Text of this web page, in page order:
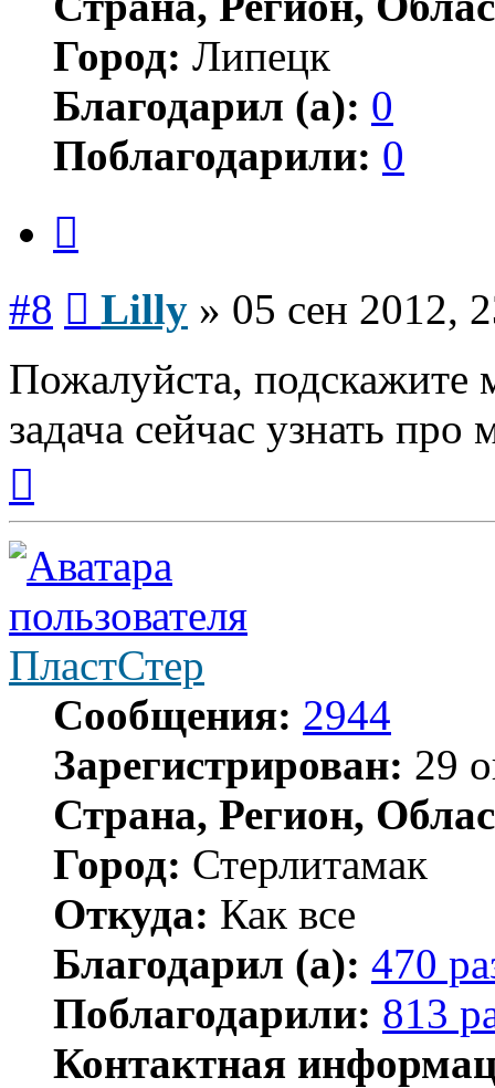
Город: Липецк
Благодарил (а): 0
Поблагодарили: 0
#8 Lilly » 05 сен 2012,
Пожалуйста, подскажите
задача сейчас узнать про
началу
ПластСтер
Сообщения: 2944
Зарегистрирован: 29
Страна, Регион,
Город: Стерлитамак
Откуда: Как все
Благодарил (а): 470
Поблагодарили: 813
Контактная